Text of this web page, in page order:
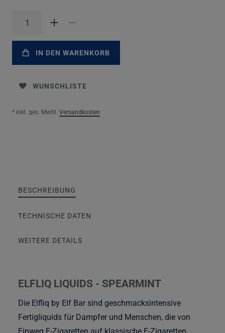
IN DEN WARENKORB
WUNSCHLISTE
* inkl. ges. MwSt. Versandkosten
BESCHREIBUNG
TECHNISCHE DATEN
WEITERE DETAILS
ELFLIQ LIQUIDS - SPEARMINT
Die Elfliq by Elf Bar sind geschmacksintensive
Fertigliquids für Dampfer und Menschen, die von